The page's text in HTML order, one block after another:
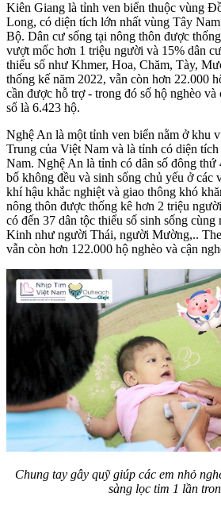
Kiên Giang là tỉnh ven biển thuộc vùng
Long, có diện tích lớn nhất vùng Tây
Bộ. Dân cư sống tại nông thôn được
vượt mốc hơn 1 triệu người và 15% dân
thiểu số như Khmer, Hoa, Chăm, Tày,
thống kế năm 2022, vẫn còn hơn 22.000
cần được hỗ trợ - trong đó số hộ nghèo và
số là 6.423 hộ.
Nghệ An là một tỉnh ven biển nằm ở khu
Trung của Việt Nam và là tỉnh có diện
Nam. Nghệ An là tỉnh có dân số đông thứ
bố không đều và sinh sống chủ yếu ở các
khí hậu khắc nghiệt và giao thông khó
nông thôn được thống kê hơn 2 triệu
có đến 37 dân tộc thiểu số sinh sống cùng
Kinh như người Thái, người Mường,..
vẫn còn hơn 122.000 hộ nghèo và cận
Chung tay gây quỹ giúp các em nhỏ
sàng lọc tim 1 lần